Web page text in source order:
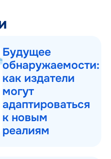
Будущее
обнаружаемости:
как издатели
могут
адаптироваться
к новым
реалиям